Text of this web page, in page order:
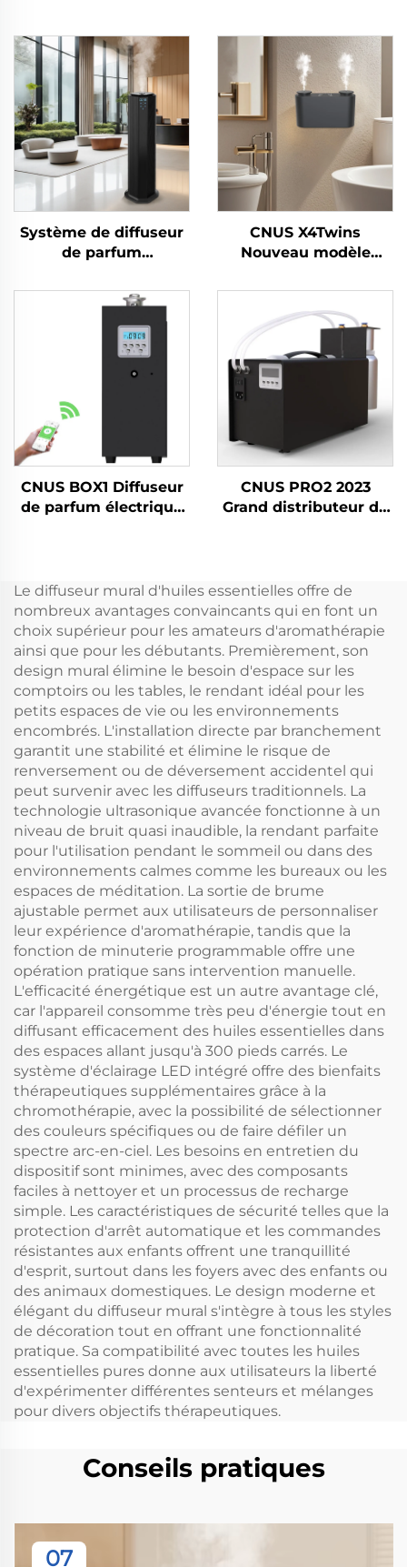
Système de diffuseur
de parfum
salle de bain/bureau
d'hôtel/salle de bain
commerciale CNUS
S3000TF
CNUS X4Twins
Nouveau modèle
essentielles
Désodorisant en gros
pour magasin Bureau
CNUS BOX1 Diffuseur
de parfum électrique
pour tour d'arômes
CNUS PRO2 2023
Grand distributeur de
de diffuseur de
désodorisant d'huile
CVC électrique
Le diffuseur mural d'huiles essentielles offre de
nombreux avantages convaincants qui en font un
choix supérieur pour les amateurs d'aromathérapie
ainsi que pour les débutants. Premièrement, son
design mural élimine le besoin d'espace sur les
comptoirs ou les tables, le rendant idéal pour les
petits espaces de vie ou les environnements
encombrés. L'installation directe par branchement
garantit une stabilité et élimine le risque de
renversement ou de déversement accidentel qui
peut survenir avec les diffuseurs traditionnels. La
technologie ultrasonique avancée fonctionne à un
niveau de bruit quasi inaudible, la rendant parfaite
pour l'utilisation pendant le sommeil ou dans des
environnements calmes comme les bureaux ou les
espaces de méditation. La sortie de brume
ajustable permet aux utilisateurs de personnaliser
leur expérience d'aromathérapie, tandis que la
fonction de minuterie programmable offre une
opération pratique sans intervention manuelle.
L'efficacité énergétique est un autre avantage clé,
car l'appareil consomme très peu d'énergie tout en
diffusant efficacement des huiles essentielles dans
des espaces allant jusqu'à 300 pieds carrés. Le
système d'éclairage LED intégré offre des bienfaits
thérapeutiques supplémentaires grâce à la
chromothérapie, avec la possibilité de sélectionner
des couleurs spécifiques ou de faire défiler un
spectre arc-en-ciel. Les besoins en entretien du
dispositif sont minimes, avec des composants
faciles à nettoyer et un processus de recharge
simple. Les caractéristiques de sécurité telles que la
protection d'arrêt automatique et les commandes
résistantes aux enfants offrent une tranquillité
d'esprit, surtout dans les foyers avec des enfants ou
des animaux domestiques. Le design moderne et
élégant du diffuseur mural s'intègre à tous les styles
de décoration tout en offrant une fonctionnalité
pratique. Sa compatibilité avec toutes les huiles
essentielles pures donne aux utilisateurs la liberté
d'expérimenter différentes senteurs et mélanges
pour divers objectifs thérapeutiques.
Conseils pratiques
07